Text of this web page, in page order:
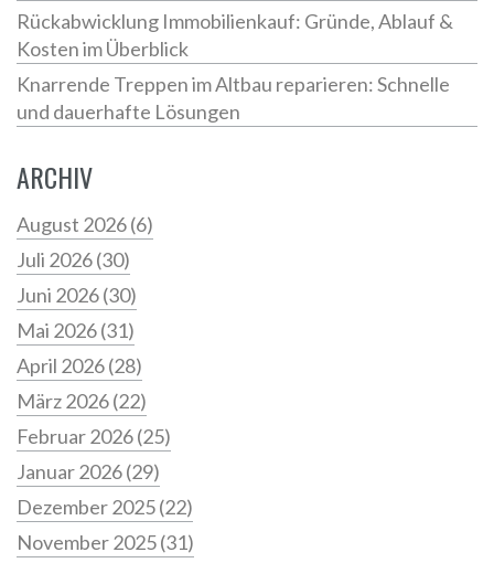
Rückabwicklung Immobilienkauf: Gründe, Ablauf &
Kosten im Überblick
Knarrende Treppen im Altbau reparieren: Schnelle
und dauerhafte Lösungen
ARCHIV
August 2026(6)
Juli 2026(30)
Juni 2026(30)
Mai 2026(31)
April 2026(28)
März 2026(22)
Februar 2026(25)
Januar 2026(29)
Dezember 2025(22)
November 2025(31)